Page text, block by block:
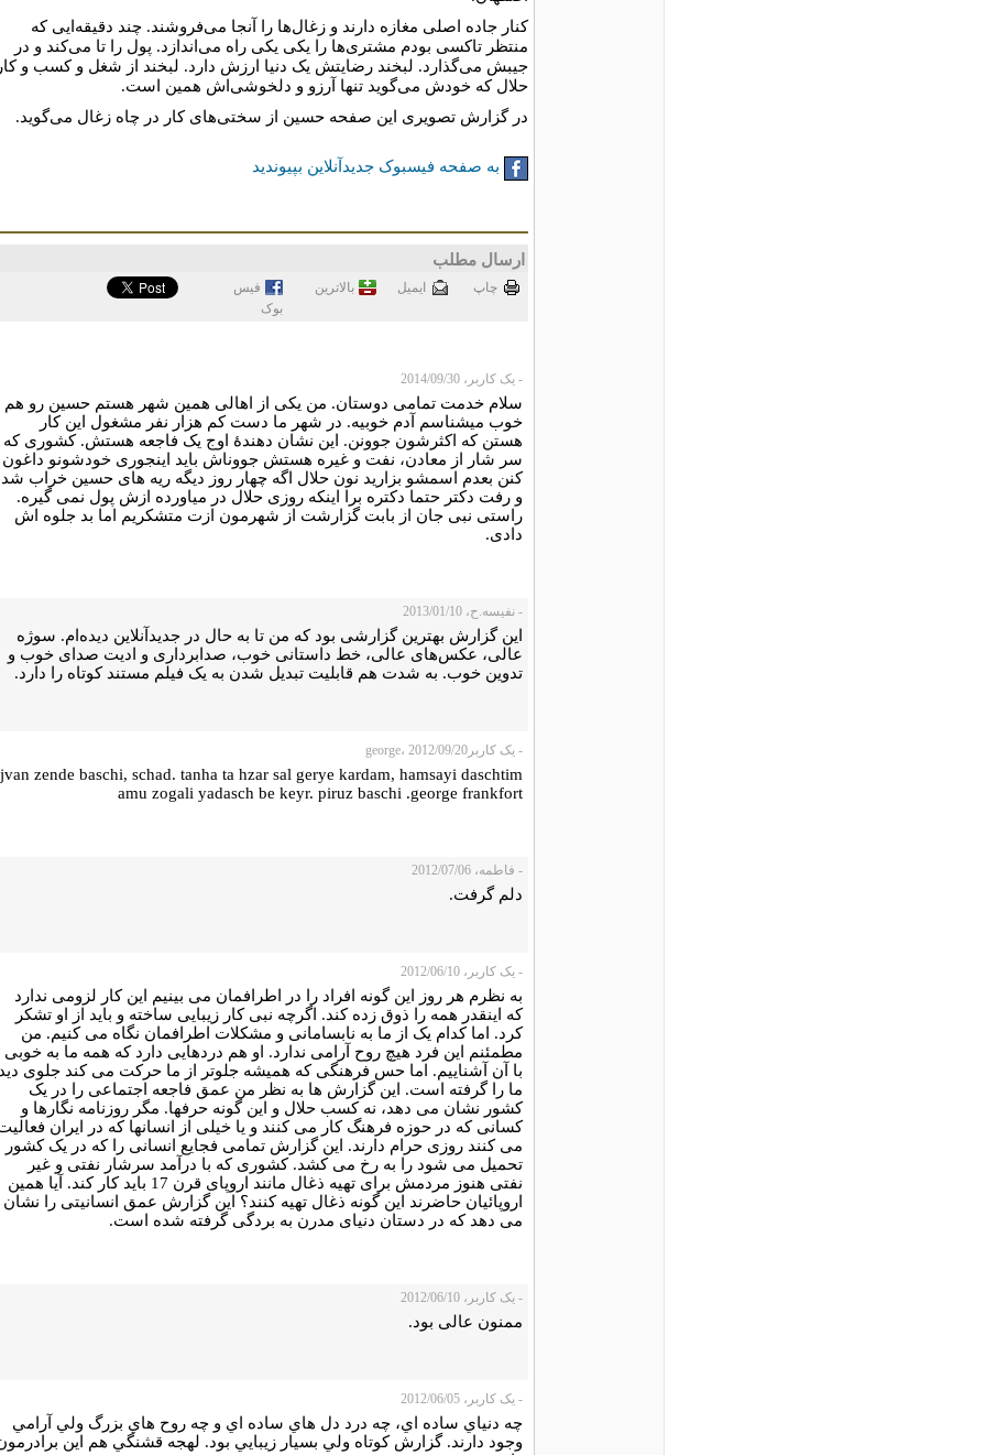
کنار جاده اصلی مغازه دارند و زغال‌ها را آنجا می‌فروشند. چند دقیقه‌ایی که
منتظر تاکسی بودم مشتری‌ها را یکی یکی راه می‌اندازد. پول را تا می‌کند و در
جیبش می‌گذارد. لبخند رضایتش یک دنیا ارزش دارد. لبخند از شغل و کسب و
حلال که خودش می‌گوید تنها آرزو و دلخوشی‌اش همین است.
در گزارش تصویری این صفحه حسین از سختی‌های کار در چاه زغال می‌گوید.
به صفحه فیسبوک جدیدآنلاین بپیوندید
ارسال مطلب
چاپ ايميل بالاترین
فيس
بوک
- یک کاربر، 2014/09/30
سلام خدمت تمامی دوستان. من یکی از اهالی همین شهر هستم حسین رو هم
خوب میشناسم آدم خوبیه. در شهر ما دست کم هزار نفر مشغول این کار
هستن که اکثرشون جوونن. این نشان دهندۀ اوج یک فاجعه هستش. کشوری که
سر شار از معادن، نفت و غیره هستش جووناش باید اینجوری خودشونو داغون
کنن بعدم اسمشو بزارید نون حلال اگه چهار روز دیگه ریه های حسین خراب شد
و رفت دکتر حتما دکتره برا اینکه روزی حلال در میاورده ازش پول نمی گیره.
راستی نبی جان از بابت گزارشت از شهرمون ازت متشکریم اما بد جلوه اش
دادی.
- نفیسه.ح، 2013/01/10
این گزارش بهترین گزارشی بود که من تا به حال در جدیدآنلاین دیده‌ام. سوژه
عالی، عکس‌های عالی، خط داستانی خوب، صدابرداری و ادیت صدای خوب و
تدوین خوب. به شدت هم قابلیت تبدیل شدن به یک فیلم مستند کوتاه را دارد.
- یک کاربرgeorge، 2012/09/20
jvan zende baschi, schad. tanha ta hzar sal gerye kardam, hamsayi daschtim
amu zogali yadasch be keyr. piruz baschi .george frankfort
- فاطمه، 2012/07/06
دلم گرفت.
- یک کاربر، 2012/06/10
به نظرم هر روز این گونه افراد را در اطرافمان می بینیم این کار لزومی ندارد
که اینقدر همه را ذوق زده کند. اگرچه نبی کار زیبایی ساخته و باید از او تشکر
کرد. اما کدام یک از ما به نابسامانی و مشکلات اطرافمان نگاه می کنیم. من
مطمئنم این فرد هیچ روح آرامی ندارد. او هم دردهایی دارد که همه ما به خوبی
با آن آشناییم. اما حس فرهنگی که همیشه جلوتر از ما حرکت می کند جلوی
ما را گرفته است. این گزارش ها به نظر من عمق فاجعه اجتماعی را در یک
کشور نشان می دهد، نه کسب حلال و این گونه حرفها. مگر روزنامه نگارها و
کسانی که در حوزه فرهنگ کار می کنند و یا خیلی از انسانها که در ایران
می کنند روزی حرام دارند. این گزارش تمامی فجایع انسانی را که در یک کشور
تحمیل می شود را به رخ می کشد. کشوری که با درآمد سرشار نفتی و غیر
نفتی هنوز مردمش برای تهیه ذغال مانند اروپای قرن 17 باید کار کند. آیا همین
اروپائیان حاضرند این گونه ذغال تهیه کنند؟ این گزارش عمق انسانیتی را نشان
می دهد که در دستان دنیای مدرن به بردگی گرفته شده است.
- یک کاربر، 2012/06/10
ممنون عالی بود.
- یک کاربر، 2012/06/05
چه دنياي ساده اي، چه درد دل هاي ساده اي و چه روح هاي بزرگ ولي آرامي
وجود دارند. گزارش كوتاه ولي بسيار زيبايي بود. لهجه قشنگي هم اين